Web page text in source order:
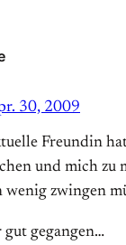
30, 2009
Freundin
und mich zu
zwingen
gut gegangen…